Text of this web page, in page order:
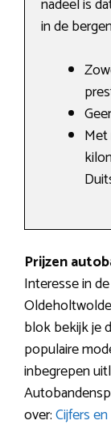
nadeel is
in de
Prijzen
Interesse in
blok bekijk je
populaire
inbegrepen
over:Cijfers